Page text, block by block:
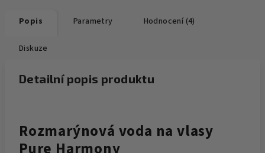
Popis Parametry Hodnocení (4)
Diskuze
Detailní popis produktu
Rozmarýnová voda na vlasy